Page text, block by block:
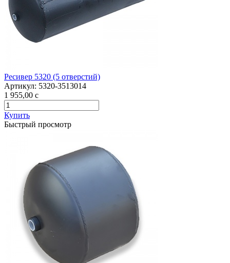
Ресивер 5320 (5 отверстий)
Артикул: 5320-3513014
1 955,00 c
Купить
Быстрый просмотр